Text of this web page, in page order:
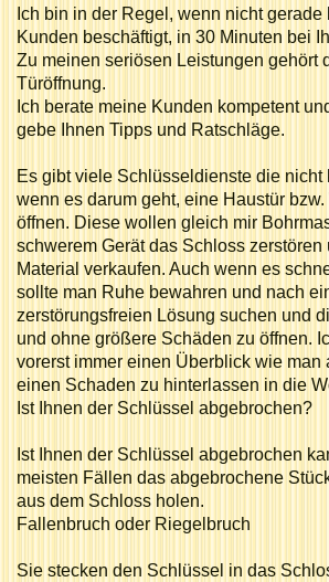
Ich bin in der Regel, wenn nicht
Kunden beschäftigt, in 30 Minuten bei
Zu meinen seriösen Leistungen gehört
Türöffnung.
Ich berate meine Kunden kompetent
gebe Ihnen Tipps und Ratschläge.
Es gibt viele Schlüsseldienste die nicht
wenn es darum geht, eine Haustür
öffnen. Diese wollen gleich mir
schwerem Gerät das Schloss zerstören
Material verkaufen. Auch wenn es
sollte man Ruhe bewahren und nach
zerstörungsfreien Lösung suchen und
und ohne größere Schäden zu öffnen.
vorerst immer einen Überblick wie man
einen Schaden zu hinterlassen in die
Ist Ihnen der Schlüssel abgebrochen?
Ist Ihnen der Schlüssel abgebrochen
meisten Fällen das abgebrochene
aus dem Schloss holen.
Fallenbruch oder Riegelbruch
Sie stecken den Schlüssel in das